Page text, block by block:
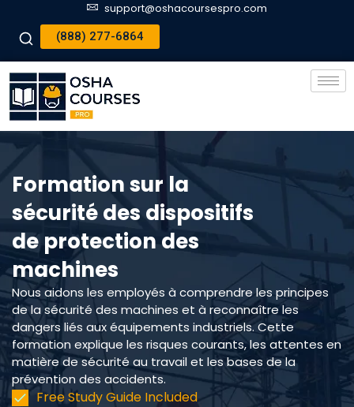
support@oshacoursespro.com
(888) 277-6864
Formation sur la
sécurité des dispositifs
de protection des
machines
Nous aidons les employés à comprendre les principes
de la sécurité des machines et à reconnaître les
dangers liés aux équipements industriels. Cette
formation explique les risques courants, les attentes en
matière de sécurité au travail et les bases de la
prévention des accidents.
Free Study Guide Included